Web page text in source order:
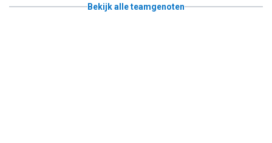
Bekijk alle teamgenoten